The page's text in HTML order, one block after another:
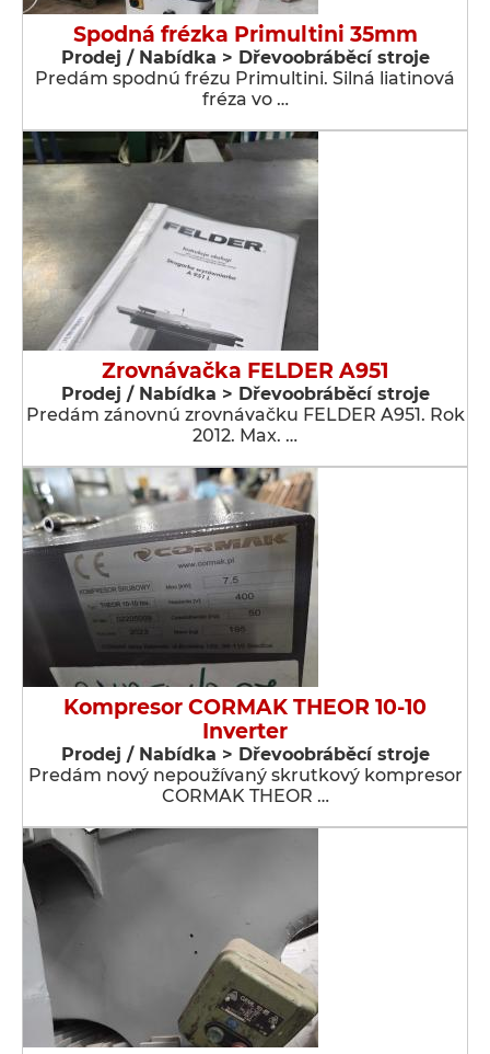
Spodná frézka Primultini 35mm
Prodej / Nabídka > Dřevoobráběcí stroje
Predám spodnú frézu Primultini. Silná liatinová
fréza vo …
Zrovnávačka FELDER A951
Prodej / Nabídka > Dřevoobráběcí stroje
Predám zánovnú zrovnávačku FELDER A951. Rok
2012. Max. …
Kompresor CORMAK THEOR 10-10
Inverter
Prodej / Nabídka > Dřevoobráběcí stroje
Predám nový nepoužívaný skrutkový kompresor
CORMAK THEOR …